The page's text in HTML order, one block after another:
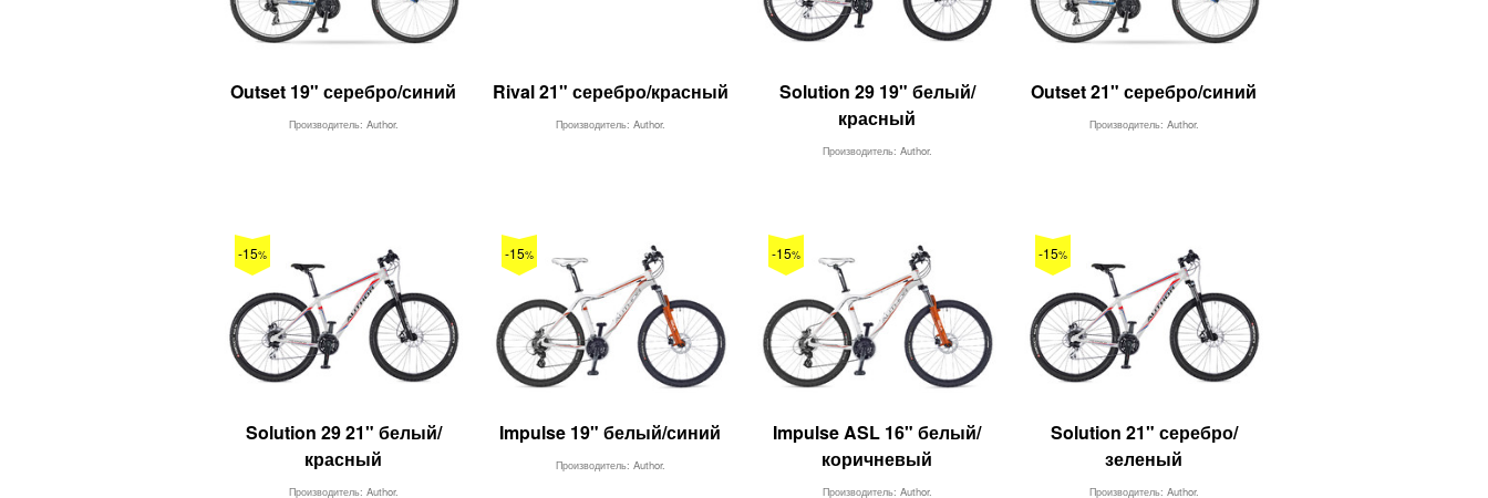
Outset 19" серебро/синий
Производитель: Author.
Rival 21" серебро/красный
Производитель: Author.
Solution 29 19" белый/
красный
Производитель: Author.
Outset 21" серебро/синий
Производитель: Author.
-15%
Solution 29 21" белый/
красный
Производитель: Author.
-15%
Impulse 19" белый/синий
Производитель: Author.
-15%
Impulse ASL 16" белый/
коричневый
Производитель: Author.
-15%
Solution 21" серебро/
зеленый
Производитель: Author.